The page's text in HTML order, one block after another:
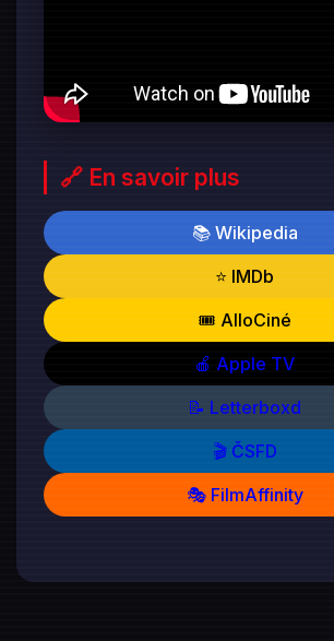
🔗 En savoir plus
📚 Wikipedia
⭐ IMDb
🎟️ AlloCiné
🍎 Apple TV
📝 Letterboxd
🎬 ČSFD
🎭 FilmAffinity